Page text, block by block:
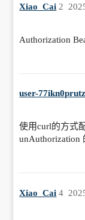
Xiao_Cai 2
Authorization
user-77ikn0prutz
使用curl的方式
unAuthorization
Xiao_Cai 4